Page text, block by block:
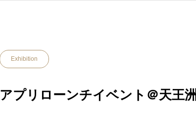
Exhibition
アプリローンチイベント＠天王洲